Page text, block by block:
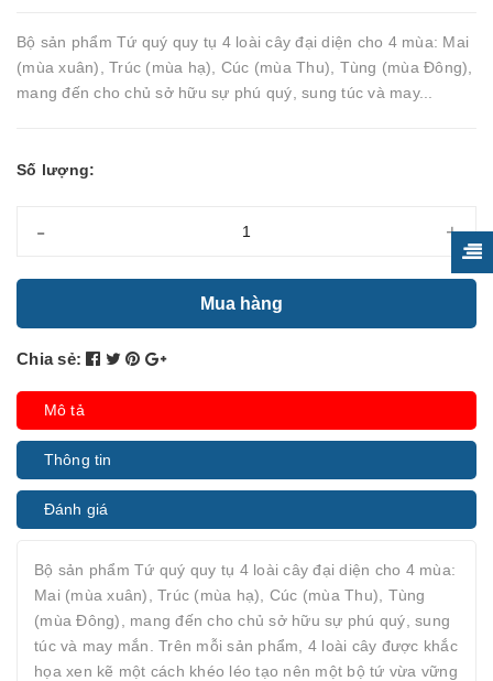
Bộ sản phẩm Tứ quý quy tụ 4 loài cây đại diện cho 4 mùa: Mai
(mùa xuân), Trúc (mùa hạ), Cúc (mùa Thu), Tùng (mùa Đông),
mang đến cho chủ sở hữu sự phú quý, sung túc và may...
Số lượng:
- +
Mua hàng
Chia sẻ:
Mô tả
Thông tin
Đánh giá
Bộ sản phẩm Tứ quý quy tụ 4 loài cây đại diện cho 4 mùa:
Mai (mùa xuân), Trúc (mùa hạ), Cúc (mùa Thu), Tùng
(mùa Đông), mang đến cho chủ sở hữu sự phú quý, sung
túc và may mắn. Trên mỗi sản phẩm, 4 loài cây được khắc
họa xen kẽ một cách khéo léo tạo nên một bộ tứ vừa vững